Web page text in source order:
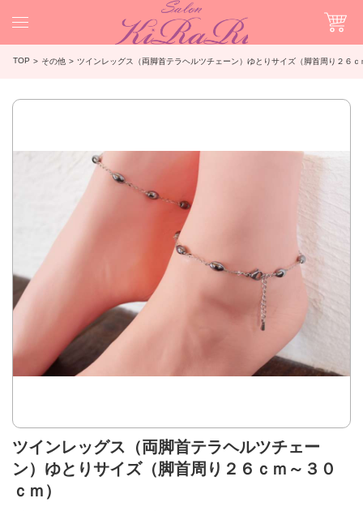
TOP その他 ツインレッグス（両脚首テラヘルツチェーン）ゆとりサイズ（脚首周り２６ｃ
ツインレッグス（両脚首テラヘルツチェー
ン）ゆとりサイズ（脚首周り２６ｃｍ～３０
ｃｍ）